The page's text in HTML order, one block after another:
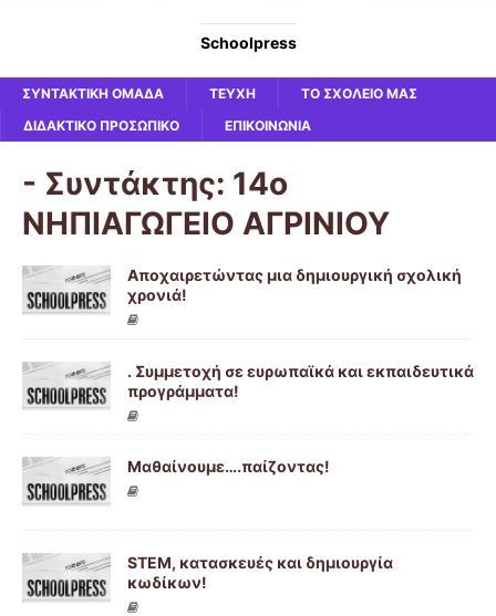
Schoolpress
ΣΥΝΤΑΚΤΙΚΗ ΟΜΑΔΑ ΤΕΥΧΗ
ΤΟ ΣΧΟΛΕΙΟ ΜΑΣ
ΔΙΔΑΚΤΙΚΟ ΠΡΟΣΩΠΙΚΟ
ΕΠΙΚΟΙΝΩΝΙΑ
- Συντάκτης: 14ο
ΝΗΠΙΑΓΩΓΕΙΟ ΑΓΡΙΝΙΟΥ
Αποχαιρετώντας μια δημιουργική σχολική
χρονιά!
. Συμμετοχή σε ευρωπαϊκά και εκπαιδευτικά
προγράμματα!
Μαθαίνουμε….παίζοντας!
STEM, κατασκευές και δημιουργία
κωδίκων!